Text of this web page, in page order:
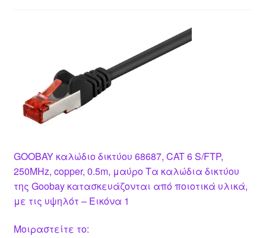
GOOBAY καλώδιο δικτύου 68687, CAT 6 S/FTP,
250MHz, copper, 0.5m, μαύρο Τα καλώδια δικτύου
της Goobay κατασκευάζονται από ποιοτικά υλικά,
με τις υψηλότ – Εικόνα 1
Μοιραστείτε το: